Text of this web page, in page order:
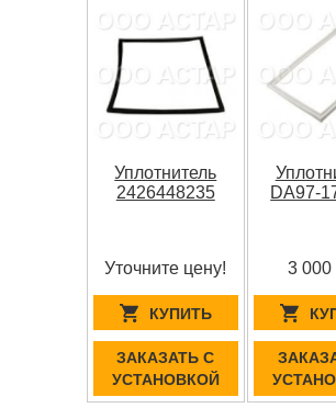
Уплотнитель
2426448235
Уточните цену!
КУПИТЬ
ЗАКАЗАТЬ С
УСТАНОВКОЙ
DA97-
3 000